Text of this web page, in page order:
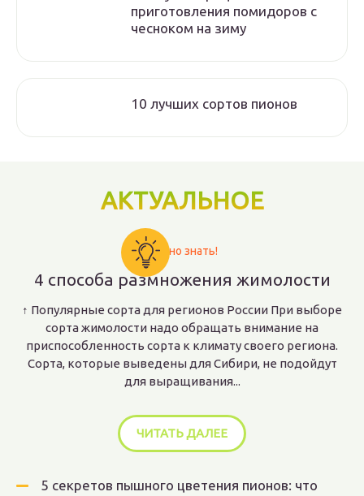
приготовления помидоров с
чесноком на зиму
10 лучших сортов пионов
АКТУАЛЬНОЕ
Важно знать!
4 способа размножения жимолости
↑ Популярные сорта для регионов России При выборе
сорта жимолости надо обращать внимание на
приспособленность сорта к климату своего региона.
Сорта, которые выведены для Сибири, не подойдут
для выращивания...
ЧИТАТЬ ДАЛЕЕ
5 секретов пышного цветения пионов: что